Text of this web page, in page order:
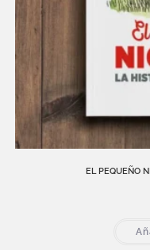
EL PEQUEÑO